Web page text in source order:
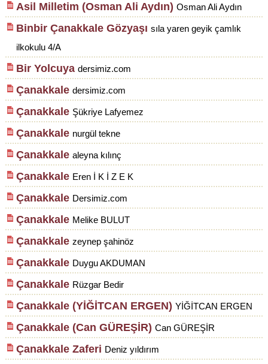
Asil Milletim (Osman Ali Aydın) Osman Ali Aydın
Binbir Çanakkale Gözyaşı sıla yaren geyik çamlık
ilkokulu 4/A
Bir Yolcuya dersimiz.com
Çanakkale dersimiz.com
Çanakkale Şükriye Lafyemez
Çanakkale nurgül tekne
Çanakkale aleyna kılınç
Çanakkale Eren İ K İ Z E K
Çanakkale Dersimiz.com
Çanakkale Melike BULUT
Çanakkale zeynep şahinöz
Çanakkale Duygu AKDUMAN
Çanakkale Rüzgar Bedir
Çanakkale (YİĞİTCAN ERGEN) YİĞİTCAN ERGEN
Çanakkale (Can GÜREŞİR) Can GÜREŞİR
Çanakkale Zaferi Deniz yıldırım